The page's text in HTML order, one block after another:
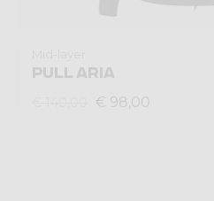
PULL ARIA
€ 98,00